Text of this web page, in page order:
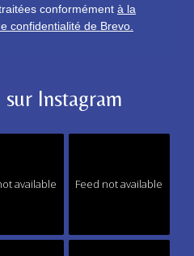
Instagram
available Feed not available